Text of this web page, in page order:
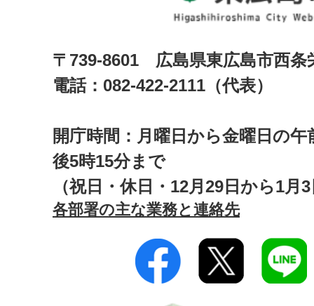
〒739-8601 広島県東広島市西
電話：082-422-2111（代表）
開庁時間：月曜日から金曜日の午
後5時15分まで
（祝日・休日・12月29日から1月
各部署の主な業務と連絡先